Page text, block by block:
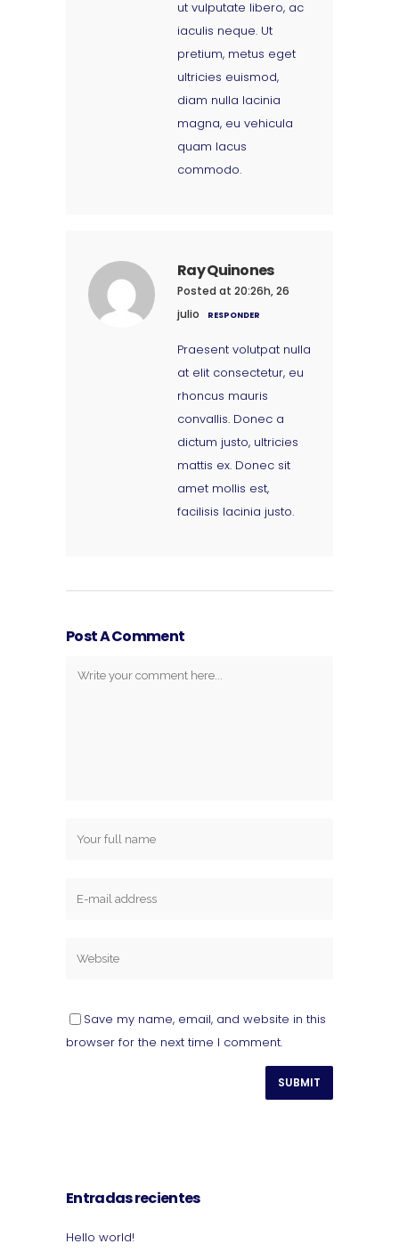
ut vulputate libero, ac
iaculis neque. Ut
pretium, metus eget
ultricies euismod,
diam nulla lacinia
magna, eu vehicula
quam lacus
commodo.
Ray Quinones
Posted at 20:26h, 26
julio
RESPONDER
Praesent volutpat nulla
at elit consectetur, eu
rhoncus mauris
convallis. Donec a
dictum justo, ultricies
mattis ex. Donec sit
amet mollis est,
facilisis lacinia justo.
Post A Comment
Save my name, email, and website in this
browser for the next time I comment.
Entradas recientes
Hello world!